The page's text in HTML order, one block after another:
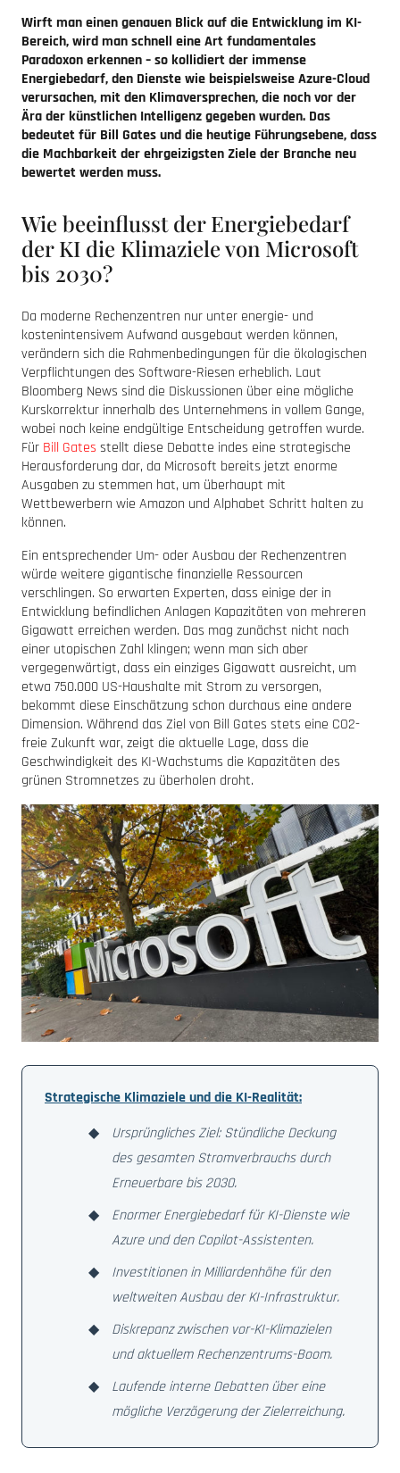
Wirft man einen genauen Blick auf die Entwicklung im KI-
Bereich, wird man schnell eine Art fundamentales
Paradoxon erkennen – so kollidiert der immense
Energiebedarf, den Dienste wie beispielsweise Azure-Cloud
verursachen, mit den Klimaversprechen, die noch vor der
Ära der künstlichen Intelligenz gegeben wurden. Das
bedeutet für Bill Gates und die heutige Führungsebene, dass
die Machbarkeit der ehrgeizigsten Ziele der Branche neu
bewertet werden muss.
Wie beeinflusst der Energiebedarf
der KI die Klimaziele von Microsoft
bis 2030?
Da moderne Rechenzentren nur unter energie- und
kostenintensivem Aufwand ausgebaut werden können,
verändern sich die Rahmenbedingungen für die ökologischen
Verpflichtungen des Software-Riesen erheblich. Laut
Bloomberg News sind die Diskussionen über eine mögliche
Kurskorrektur innerhalb des Unternehmens in vollem Gange,
wobei noch keine endgültige Entscheidung getroffen wurde.
Für Bill Gates stellt diese Debatte indes eine strategische
Herausforderung dar, da Microsoft bereits jetzt enorme
Ausgaben zu stemmen hat, um überhaupt mit
Wettbewerbern wie Amazon und Alphabet Schritt halten zu
können.
Ein entsprechender Um- oder Ausbau der Rechenzentren
würde weitere gigantische finanzielle Ressourcen
verschlingen. So erwarten Experten, dass einige der in
Entwicklung befindlichen Anlagen Kapazitäten von mehreren
Gigawatt erreichen werden. Das mag zunächst nicht nach
einer utopischen Zahl klingen; wenn man sich aber
vergegenwärtigt, dass ein einziges Gigawatt ausreicht, um
etwa 750.000 US-Haushalte mit Strom zu versorgen,
bekommt diese Einschätzung schon durchaus eine andere
Dimension. Während das Ziel von Bill Gates stets eine CO2-
freie Zukunft war, zeigt die aktuelle Lage, dass die
Geschwindigkeit des KI-Wachstums die Kapazitäten des
grünen Stromnetzes zu überholen droht.
Strategische Klimaziele und die KI-Realität:
Ursprüngliches Ziel: Stündliche Deckung
des gesamten Stromverbrauchs durch
Erneuerbare bis 2030.
Enormer Energiebedarf für KI-Dienste wie
Azure und den Copilot-Assistenten.
Investitionen in Milliardenhöhe für den
weltweiten Ausbau der KI-Infrastruktur.
Diskrepanz zwischen vor-KI-Klimazielen
und aktuellem Rechenzentrums-Boom.
Laufende interne Debatten über eine
mögliche Verzögerung der Zielerreichung.